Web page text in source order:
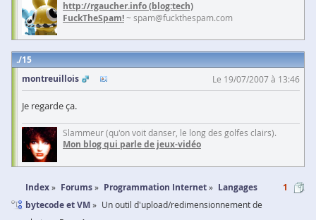
http://rgaucher.info(blog:tech)
FuckTheSpam!~ spam@fuckthespam.com
15
montreuillois
Le 19/07/2007 à 13:46
Je regarde ça.
Slammeur (qu'on voit danser, le long des golfes clairs).
Mon blog qui parle de jeux-vidéo
Index Forums Programmation Internet
Langages
bytecode et VM
Un outil d'upload/redimensionnement de
1